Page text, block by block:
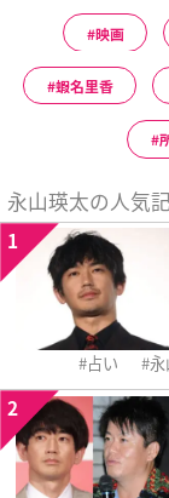
映画
蝦名里香
永山瑛太の人気
1
占い
2